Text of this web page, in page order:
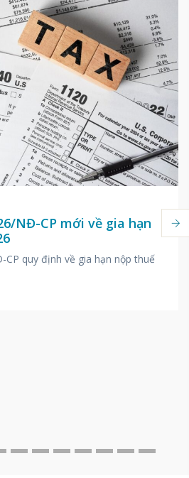
NĐ-CP mới về gia hạn
quy định về gia hạn nộp thuế